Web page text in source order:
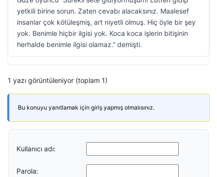
yetkili birine sorun. Zaten cevabı alacaksınız. Maalesef
insanlar çok kötüleşmiş, art niyetli olmuş. Hiç öyle bir şey
yok. Benimle hiçbir ilgisi yok. Koca koca işlerin bitişinin
herhalde benimle ilgisi olamaz.” demişti.
1 yazı görüntüleniyor (toplam 1)
Bu konuyu yanıtlamak için giriş yapmış olmalısınız.
Kullanıcı adı:
Parola: